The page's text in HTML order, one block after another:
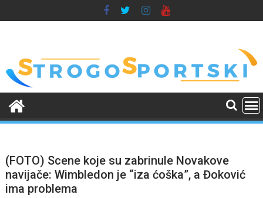
to
(FOTO) Scene koje su zabrinule Novakove
navijače: Wimbledon je “iza ćoška”, a Đoković
ima problema